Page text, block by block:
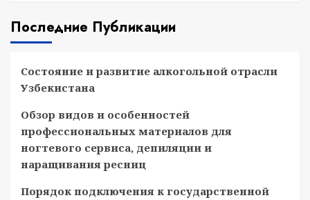
Последние Публикации
Состояние и развитие алкогольной отрасли
Узбекистана
Обзор видов и особенностей
профессиональных материалов для
ногтевого сервиса, депиляции и
наращивания ресниц
Порядок подключения к государственной